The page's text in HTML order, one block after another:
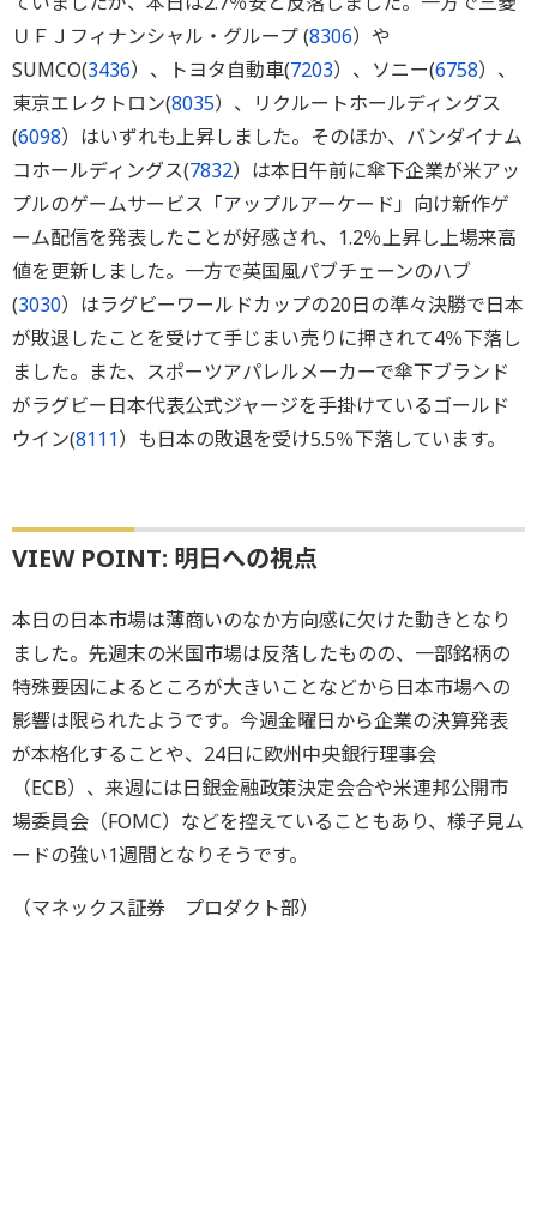
ＵＦＪフィナンシャル・グループ (8306）や
SUMCO(3436）、トヨタ自動車(7203）、ソニー(6758）、
東京エレクトロン(8035）、リクルートホールディングス
(6098）はいずれも上昇しました。そのほか、バンダイナム
コホールディングス(7832）は本日午前に傘下企業が米アッ
プルのゲームサービス「アップルアーケード」向け新作ゲ
ーム配信を発表したことが好感され、1.2％上昇し上場来高
値を更新しました。一方で英国風パブチェーンのハブ
(3030）はラグビーワールドカップの20日の準々決勝で日本
が敗退したことを受けて手じまい売りに押されて4％下落し
ました。また、スポーツアパレルメーカーで傘下ブランド
がラグビー日本代表公式ジャージを手掛けているゴールド
ウイン(8111）も日本の敗退を受け5.5％下落しています。
VIEW POINT: 明日への視点
本日の日本市場は薄商いのなか方向感に欠けた動きとなり
ました。先週末の米国市場は反落したものの、一部銘柄の
特殊要因によるところが大きいことなどから日本市場への
影響は限られたようです。今週金曜日から企業の決算発表
が本格化することや、24日に欧州中央銀行理事会
（ECB）、来週には日銀金融政策決定会合や米連邦公開市
場委員会（FOMC）などを控えていることもあり、様子見ム
ードの強い1週間となりそうです。
（マネックス証券 プロダクト部）